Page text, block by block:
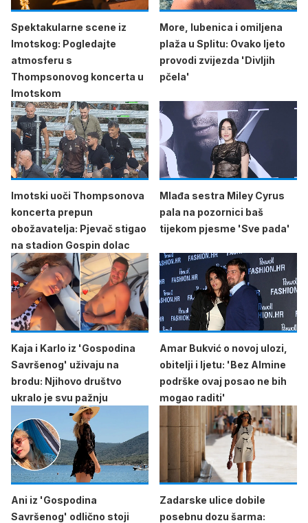
Spektakularne scene iz
Imotskog: Pogledajte
atmosferu s
Thompsonovog koncerta u
Imotskom
More, lubenica i omiljena
plaža u Splitu: Ovako ljeto
provodi zvijezda 'Divljih
pčela'
Imotski uoči Thompsonova
koncerta prepun
obožavatelja: Pjevač stigao
na stadion Gospin dolac
Mlađa sestra Miley Cyrus
pala na pozornici baš
tijekom pjesme 'Sve pada'
Kaja i Karlo iz 'Gospodina
Savršenog' uživaju na
brodu: Njihovo društvo
ukralo je svu pažnju
Amar Bukvić o novoj ulozi,
obitelji i ljetu: 'Bez Almine
podrške ovaj posao ne bih
mogao raditi'
Ani iz 'Gospodina
Savršenog' odlično stoji
Zadarske ulice dobile
posebnu dozu šarma: